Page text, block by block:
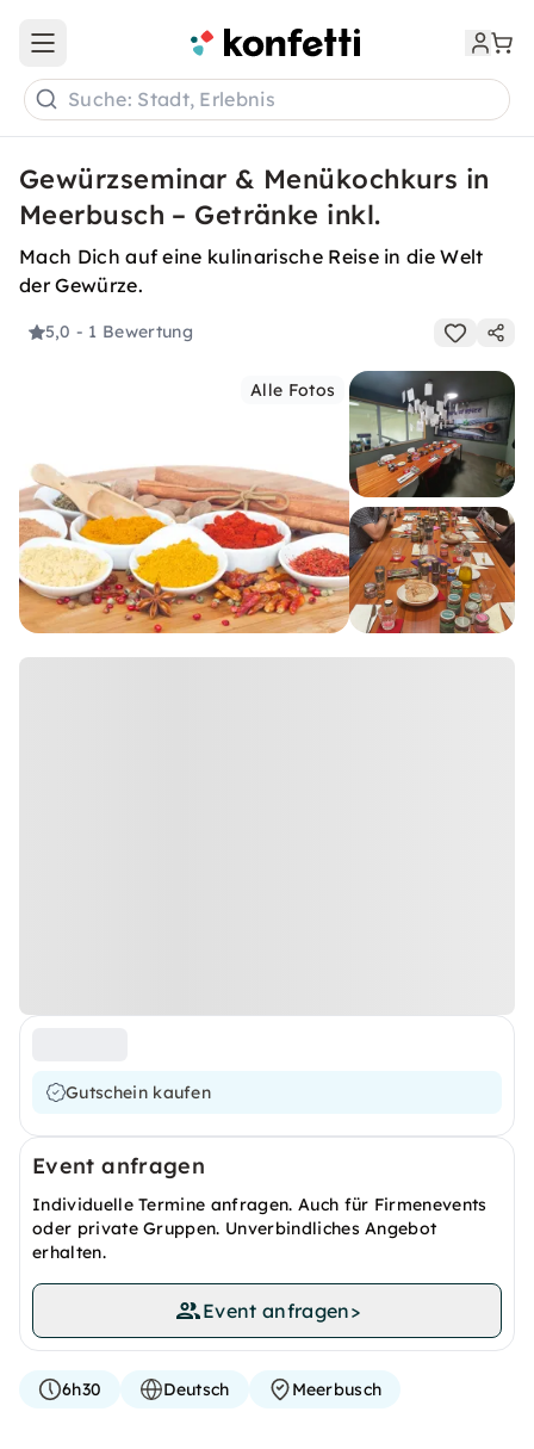
Open main menu
Suche: Stadt, Erlebnis
Gewürzseminar & Menükochkurs in
Meerbusch – Getränke inkl.
Mach Dich auf eine kulinarische Reise in die Welt
der Gewürze.
5,0 - 1 Bewertung
Alle Fotos
Gutschein kaufen
Event anfragen
Individuelle Termine anfragen. Auch für Firmenevents
oder private Gruppen. Unverbindliches Angebot
erhalten.
Event anfragen>
6h30 Deutsch Meerbusch